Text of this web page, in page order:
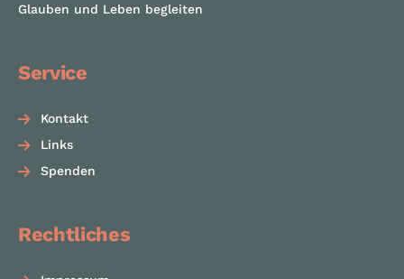
Glauben und Leben begleiten
Service
Kontakt
Links
Spenden
Rechtliches